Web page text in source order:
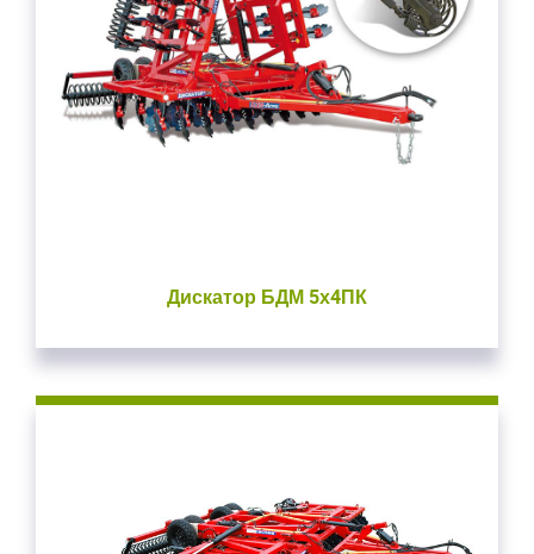
Дискатор БДМ 5х4ПК